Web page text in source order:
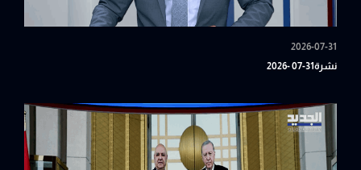
2026-07-31
نشرة31-07 -2026